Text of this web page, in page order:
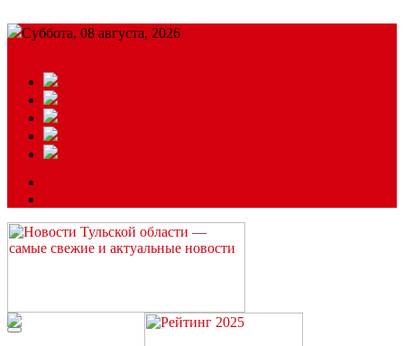
Суббота, 08 августа, 2026
Читайте последние новости дня в Тульской области на сайте
“ЗаНовомосковск”